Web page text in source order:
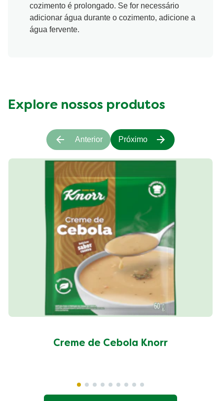
cozimento é prolongado. Se for necessário
adicionar água durante o cozimento, adicione a
água fervente.
Explore nossos produtos
Creme de Cebola Knorr
Anterior Próximo